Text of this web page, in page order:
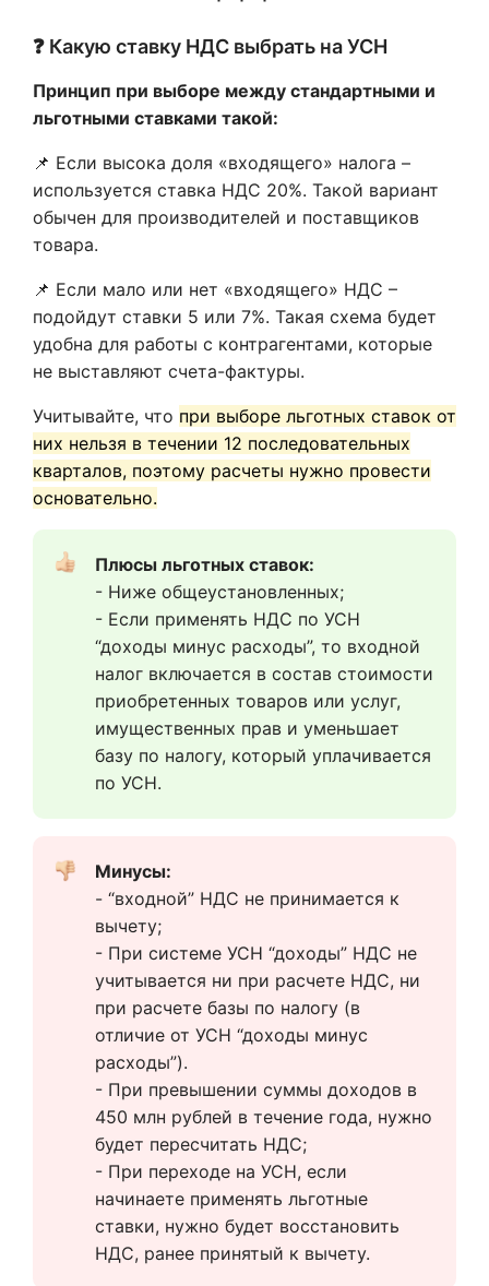
❓ Какую ставку НДС выбрать на УСН
Принцип при выборе между стандартными и
льготными ставками такой:
📌 Если высока доля «входящего» налога –
используется ставка НДС 20%. Такой вариант
обычен для производителей и поставщиков
товара.
📌 Если мало или нет «входящего» НДС –
подойдут ставки 5 или 7%. Такая схема будет
удобна для работы с контрагентами, которые
не выставляют счета-фактуры.
Учитывайте, что при выборе льготных ставок от
них нельзя в течении 12 последовательных
кварталов, поэтому расчеты нужно провести
основательно.
Плюсы льготных ставок:
- Ниже общеустановленных;
- Если применять НДС по УСН
“доходы минус расходы”, то входной
налог включается в состав стоимости
приобретенных товаров или услуг,
имущественных прав и уменьшает
базу по налогу, который уплачивается
по УСН.
Минусы:
- “входной” НДС не принимается к
вычету;
- При системе УСН “доходы” НДС не
учитывается ни при расчете НДС, ни
при расчете базы по налогу (в
отличие от УСН “доходы минус
расходы”).
- При превышении суммы доходов в
450 млн рублей в течение года, нужно
будет пересчитать НДС;
- При переходе на УСН, если
начинаете применять льготные
ставки, нужно будет восстановить
НДС, ранее принятый к вычету.